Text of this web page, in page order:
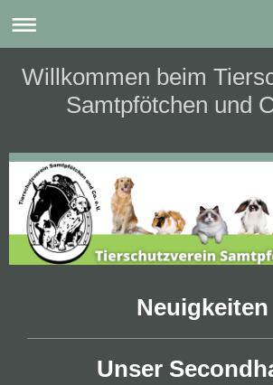
Willkommen beim
Samtpfötchen und
Neuigkeiten
Unser